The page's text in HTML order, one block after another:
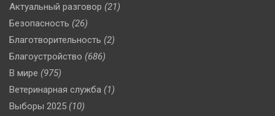
Актуальный разговор (21)
Безопасность (26)
Благотворительность (2)
Благоустройство (686)
В мире (975)
Ветеринарная служба (1)
Выборы 2025 (10)